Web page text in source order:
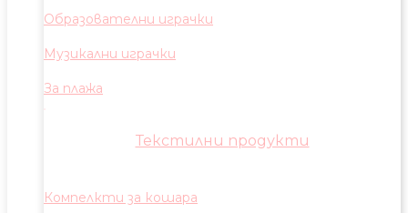
Образователни играчки
Музикални играчки
За плажа
Текстилни продукти
Компелкти за кошара